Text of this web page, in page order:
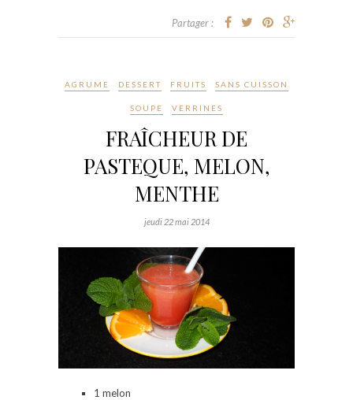
Partager :
AGRUME DESSERT FRUITS SANS CUISSON
SOUPE VERRINES
FRAÎCHEUR DE
PASTEQUE, MELON,
MENTHE
jeudi 22 mai 2014
1 melon